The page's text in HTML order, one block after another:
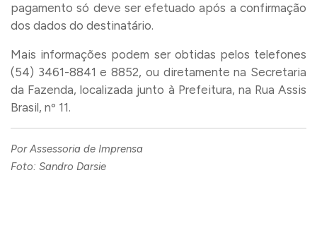
pagamento só deve ser efetuado após a confirmação
dos dados do destinatário.
Mais informações podem ser obtidas pelos telefones
(54) 3461-8841 e 8852, ou diretamente na Secretaria
da Fazenda, localizada junto à Prefeitura, na Rua Assis
Brasil, nº 11.
Por Assessoria de Imprensa
Foto: Sandro Darsie